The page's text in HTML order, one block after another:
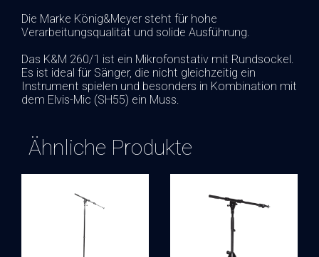
Die Marke König&Meyer steht für hohe
Verarbeitungsqualität und solide Ausführung.
Das K&M 260/1 ist ein Mikrofonstativ mit Rundsockel.
Es ist ideal für Sänger, die nicht gleichzeitig ein
Instrument spielen und besonders in Kombination mit
dem Elvis-Mic (SH55) ein Muss.
Ähnliche Produkte